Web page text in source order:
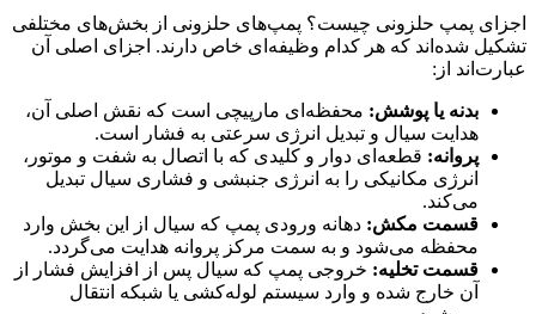
اجزای پمپ حلزونی چیست؟ پمپ‌های حلزونی از بخش‌های مختلفی
تشکیل شده‌اند که هر کدام وظیفه‌ای خاص دارند. اجزای اصلی آن
عبارت‌اند از:
بدنه یا پوشش: محفظه‌ای مارپیچی است که نقش اصلی آن،
هدایت سیال و تبدیل انرژی سرعتی به فشار است.
پروانه: قطعه‌ای دوار و کلیدی که با اتصال به شفت و موتور،
انرژی مکانیکی را به انرژی جنبشی و فشاری سیال تبدیل
می‌کند.
قسمت مکش: دهانه ورودی پمپ که سیال از این بخش وارد
محفظه می‌شود و به سمت مرکز پروانه هدایت می‌گردد.
قسمت تخلیه: خروجی پمپ که سیال پس از افزایش فشار از
آن خارج شده و وارد سیستم لوله‌کشی یا شبکه انتقال